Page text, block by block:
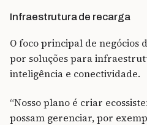
Infraestrutura de recarga
O foco principal de negócios
por soluções para
inteligência e conectividade.
“Nosso plano é criar
possam gerenciar, por